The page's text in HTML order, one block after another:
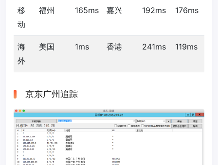
移
动
福州 165ms 嘉兴 192ms 176ms
海
外
美国 1ms 香港 241ms 119ms
京东广州追踪